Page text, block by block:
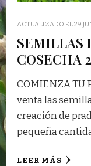
ACTUALIZADO EL29
SEMILLAS
COSECHA
COMIENZA TU
venta las
creación de
pequeña
LEER MÁS